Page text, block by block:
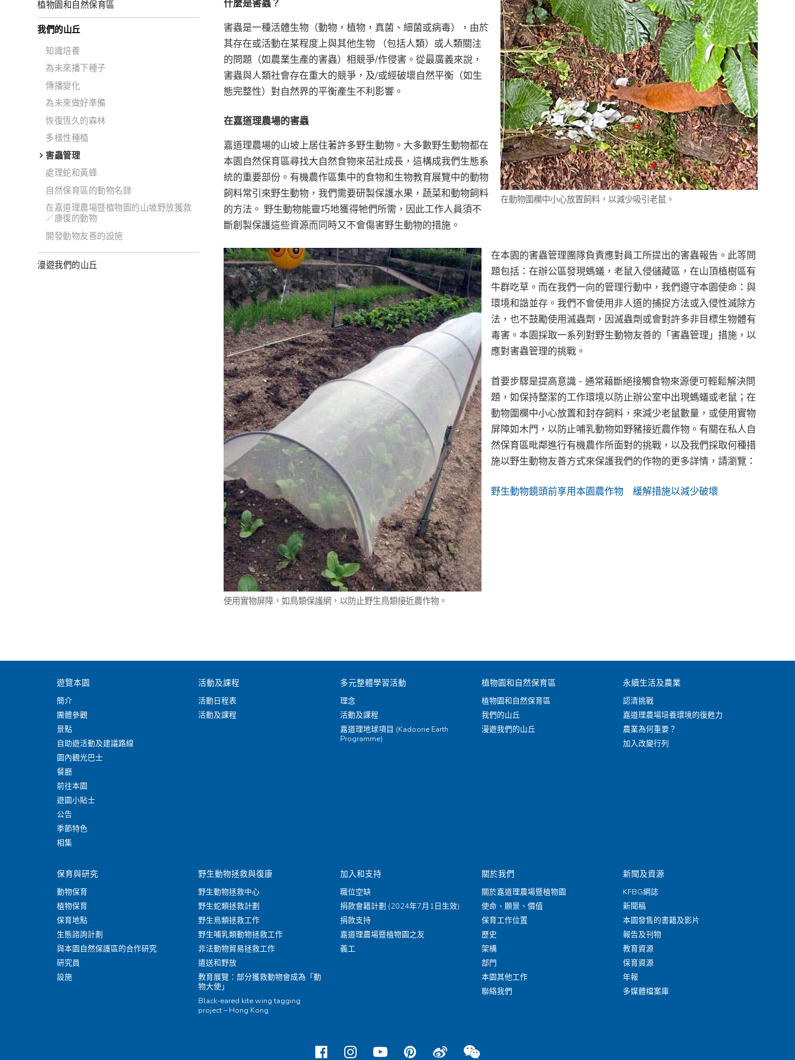
植物園和自然保育區
我們的山丘
知識培養
為未來播下種子
傳播變化
為未來做好準備
恢復恆久的森林
多樣性種植
害蟲管理
處理蛇和黃蜂
自然保育區的動物名錄
在嘉道理農場暨植物園的山坡野放獲救
／康復的動物
開發動物友善的設施
漫遊我們的山丘
在動物圍欄中小心放置飼料，以減少吸引老鼠。
什麼是害蟲？
害蟲是一種活體生物（動物，植物，真菌、細菌或病毒），由於
其存在或活動在某程度上與其他生物 （包括人類）或人類關注
的問題（如農業生產的害蟲）相競爭/作侵害。從最廣義來說，
害蟲與人類社會存在重大的競爭，及/或經破壞自然平衡（如生
態完整性）對自然界的平衡產生不利影響。
在嘉道理農場的害蟲
嘉道理農場的山坡上居住著許多野生動物。大多數野生動物都在
本園自然保育區尋找大自然食物來茁壯成長，這構成我們生態系
統的重要部份。有機農作區集中的食物和生物教育展覽中的動物
飼料常引來野生動物，我們需要研製保護水果，蔬菜和動物飼料
的方法。 野生動物能靈巧地獲得牠們所需，因此工作人員須不
斷創製保護這些資源而同時又不會傷害野生動物的措施。
使用實物屏障，如鳥類保護網，以防止野生鳥類接近農作物。
在本園的害蟲管理團隊負責應對員工所提出的害蟲報告。此等問
題包括：在辦公區發現螞蟻，老鼠入侵儲藏區，在山頂植樹區有
牛群吃草。而在我們一向的管理行動中，我們遵守本園使命：與
環境和諧並存。我們不會使用非人道的捕捉方法或入侵性滅除方
法，也不鼓勵使用滅蟲劑，因滅蟲劑或會對許多非目標生物體有
毒害。本園採取一系列對野生動物友善的「害蟲管理」措施，以
應對害蟲管理的挑戰。
首要步驟是提高意識 - 通常藉斷絕接觸食物來源便可輕鬆解決問
題，如保持整潔的工作環境以防止辦公室中出現螞蟻或老鼠；在
動物圍欄中小心放置和封存飼料，來減少老鼠數量，或使用實物
屏障如木門，以防止哺乳動物如野豬接近農作物。有關在私人自
然保育區毗鄰進行有機農作所面對的挑戰，以及我們採取何種措
施以野生動物友善方式來保護我們的作物的更多詳情，請瀏覽：
野生動物鏡頭前享用本園農作物 緩解措施以減少破壞
遊覽本園
簡介
團體參觀
景點
自助遊活動及建議路線
園內觀光巴士
餐廳
前往本園
遊園小貼士
公告
季節特色
相集
活動及課程
活動日程表
活動及課程
多元整體學習活動
理念
活動及課程
嘉道理地球項目 (Kadoorie Earth
Programme)
植物園和自然保育區
植物園和自然保育區
我們的山丘
漫遊我們的山丘
永續生活及農業
認清挑戰
嘉道理農場培養環境的復甦力
農業為何重要？
加入改變行列
保育與研究
動物保育
植物保育
保育地點
生態諮詢計劃
與本園自然保護區的合作研究
研究員
設施
野生動物拯救與復康
野生動物拯救中心
野生蛇類拯救計劃
野生鳥類拯救工作
野生哺乳類動物拯救工作
非法動物貿易拯救工作
遣送和野放
教育展覽：部分獲救動物會成為「動
物大使」
Black-eared kite wing tagging
project – Hong Kong
加入和支持
職位空缺
捐款會籍計劃 (2024年7月1日生效)
捐款支持
嘉道理農場暨植物園之友
義工
關於我們
關於嘉道理農場暨植物園
使命、願景、價值
保育工作位置
歷史
架構
部門
本園其他工作
聯絡我們
新聞及資源
KFBG網誌
新聞稿
本園發售的書籍及影片
報告及刊物
教育資源
保育資源
年報
多媒體檔案庫